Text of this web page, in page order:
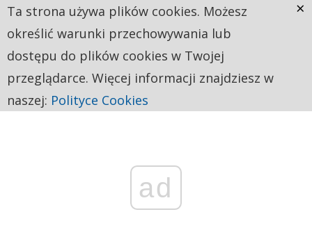
ad
Ta strona używa plików cookies. Możesz
określić warunki przechowywania lub
dostępu do plików cookies w Twojej
przeglądarce. Więcej informacji znajdziesz w
naszej: Polityce Cookies
×